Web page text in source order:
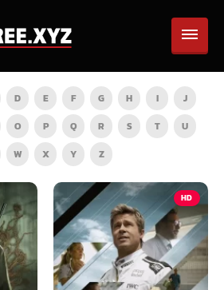
D E F G H I
J
O P Q R S T
U
W X Y Z
HD